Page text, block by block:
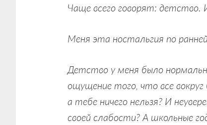
Чаще всего говорят: детство.
Меня эта ностальгия по
Детство у меня было
ощущение того, что все
а тебе ничего нельзя? И
своей слабости? А школьные